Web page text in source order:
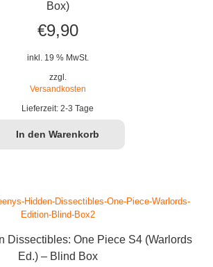
Box)
€9,90
inkl. 19 % MwSt.
zzgl.
Versandkosten
Lieferzeit: 2-3 Tage
In den Warenkorb
Dissectibles: One Piece S4 (Warlords
Ed.) – Blind Box